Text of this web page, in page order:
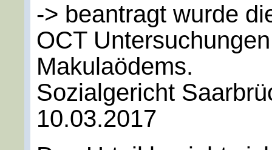
-> beantragt wurde
OCT
Makulaödems.
Sozialgericht
10.03.2017